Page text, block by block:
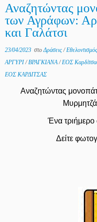
Αναζητώντας
των Αγράφων:
και Γαλάτσι
23/04/2023 στοΔράσεις/Εθελοντισμός
ΑΡΓΥΡΙ/ΒΡΑΓΚΙΑΝΑ/ΕΟΣ
ΕΟΣ ΚΑΡΔΙΤΣΑΣ
Αναζητώντας
Ένα
Δείτε